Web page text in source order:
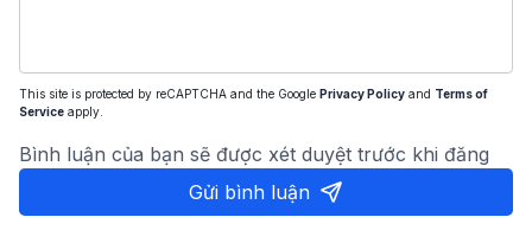
This site is protected by reCAPTCHA and the Google Privacy Policy and Terms of
Service apply.
Bình luận của bạn sẽ được xét duyệt trước khi đăng
Gửi bình luận